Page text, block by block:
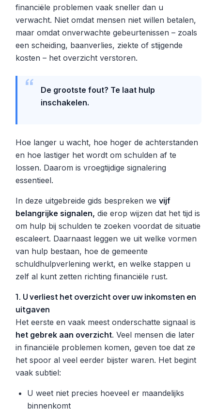
financiële problemen vaak sneller dan u
verwacht. Niet omdat mensen niet willen betalen,
maar omdat onverwachte gebeurtenissen – zoals
een scheiding, baanverlies, ziekte of stijgende
kosten – het overzicht verstoren.
De grootste fout? Te laat hulp
inschakelen.
Hoe langer u wacht, hoe hoger de achterstanden
en hoe lastiger het wordt om schulden af te
lossen. Daarom is vroegtijdige signalering
essentieel.
In deze uitgebreide gids bespreken we vijf
belangrijke signalen, die erop wijzen dat het tijd is
om hulp bij schulden te zoeken voordat de situatie
escaleert. Daarnaast leggen we uit welke vormen
van hulp bestaan, hoe de gemeente
schuldhulpverlening werkt, en welke stappen u
zelf al kunt zetten richting financiële rust.
1. U verliest het overzicht over uw inkomsten en
uitgaven
Het eerste en vaak meest onderschatte signaal is
het gebrek aan overzicht. Veel mensen die later
in financiële problemen komen, geven toe dat ze
het spoor al veel eerder bijster waren. Het begint
vaak subtiel:
U weet niet precies hoeveel er maandelijks
binnenkomt